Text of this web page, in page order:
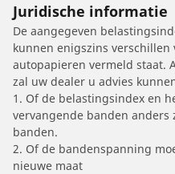
Juridische informatie
De aangegeven
kunnen enigszins
autopapieren vermeld staat.
zal uw dealer u advies
1. Of de belastingsindex en
vervangende banden
banden.
2. Of de bandenspanning
nieuwe maat